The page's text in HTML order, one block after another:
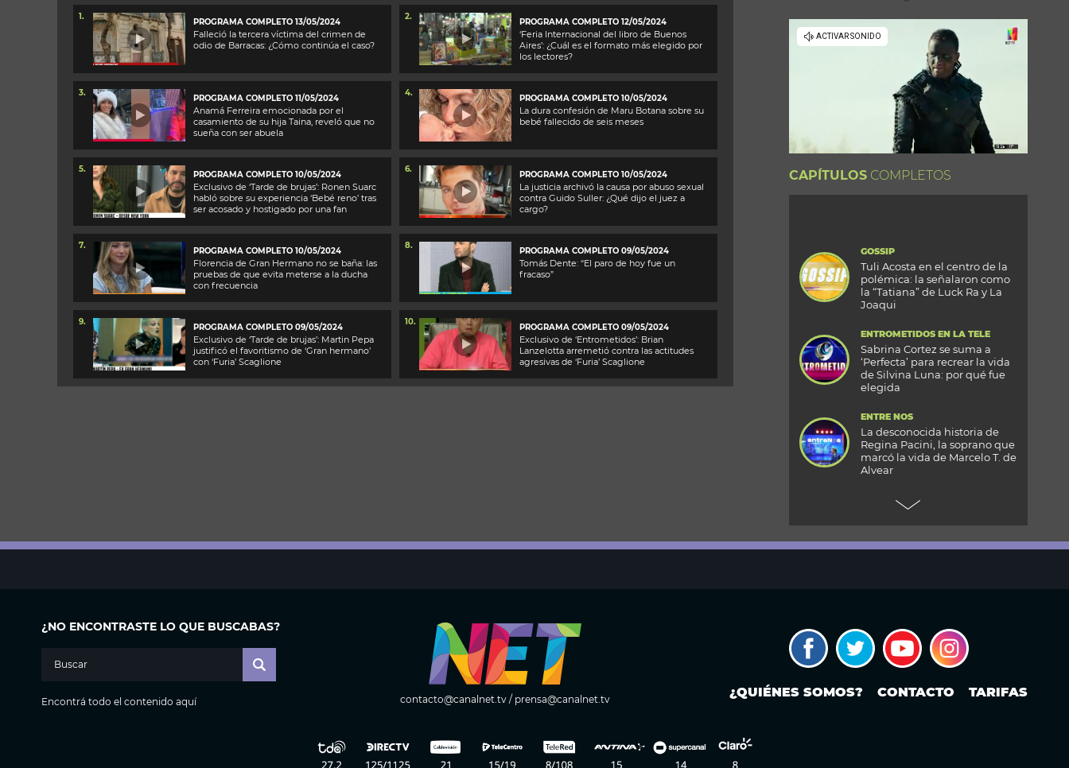
1.
PROGRAMA COMPLETO 13/05/2024
Falleció la tercera víctima del crimen de
odio de Barracas: ¿Cómo continúa el caso?
2.
PROGRAMA COMPLETO 12/05/2024
‘Feria Internacional del libro de Buenos
Aires’: ¿Cuál es el formato más elegido por
los lectores?
3.
PROGRAMA COMPLETO 11/05/2024
Anamá Ferreira emocionada por el
casamiento de su hija Taina, reveló que no
sueña con ser abuela
4.
PROGRAMA COMPLETO 10/05/2024
La dura confesión de Maru Botana sobre su
bebé fallecido de seis meses
5.
PROGRAMA COMPLETO 10/05/2024
Exclusivo de ‘Tarde de brujas’: Ronen Suarc
habló sobre su experiencia ‘Bebé reno’ tras
ser acosado y hostigado por una fan
6.
PROGRAMA COMPLETO 10/05/2024
La justicia archivó la causa por abuso sexual
contra Guido Suller: ¿Qué dijo el juez a
cargo?
7.
PROGRAMA COMPLETO 10/05/2024
Florencia de Gran Hermano no se baña: las
pruebas de que evita meterse a la ducha
con frecuencia
8.
PROGRAMA COMPLETO 09/05/2024
Tomás Dente: “El paro de hoy fue un
fracaso”
9.
PROGRAMA COMPLETO 09/05/2024
Exclusivo de ‘Tarde de brujas’: Martin Pepa
justificó el favoritismo de ‘Gran hermano’
con ‘Furia’ Scaglione
10.
PROGRAMA COMPLETO 09/05/2024
Exclusivo de ‘Entrometidos’: Brian
Lanzelotta arremetió contra las actitudes
agresivas de ‘Furia’ Scaglione
CAPÍTULOS COMPLETOS
GOSSIP
Tuli Acosta en el centro de la
polémica: la señalaron como
la “Tatiana” de Luck Ra y La
Joaqui
ENTROMETIDOS EN LA TELE
Sabrina Cortez se suma a
‘Perfecta’ para recrear la vida
de Silvina Luna: por qué fue
elegida
ENTRE NOS
La desconocida historia de
Regina Pacini, la soprano que
marcó la vida de Marcelo T. de
Alvear
+CARAS
todos los detalles de la mega
fiesta en el Palacio
Reconquista
Ushuaia
MODO FONTEVECCHIA
detrás de una discusión que
¿NO ENCONTRASTE LO QUE BUSCABAS?
Encontrá todo el contenido aquí contacto@canalnet.tv/ prensa@canalnet.tv ¿QUIÉNES SOMOS? CONTACTO TARIFAS